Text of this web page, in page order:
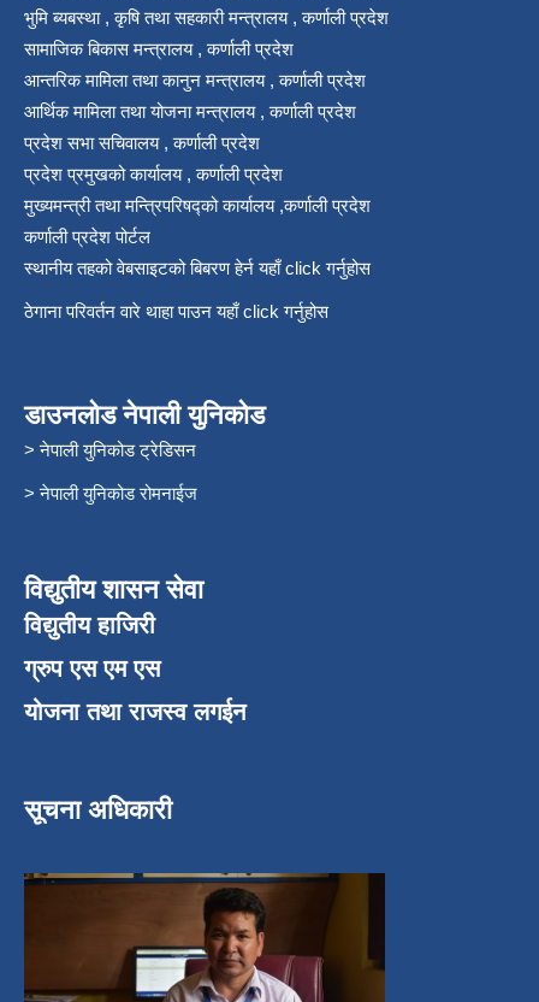
भुमि ब्यबस्था , कृषि तथा सहकारी मन्त्रालय , कर्णाली प्रदेश
सामाजिक बिकास मन्त्रालय , कर्णाली प्रदेश
आन्तरिक मामिला तथा कानुन मन्त्रालय , कर्णाली प्रदेश
आर्थिक मामिला तथा योजना मन्त्रालय , कर्णाली प्रदेश
प्रदेश सभा सचिवालय , कर्णाली प्रदेश
प्रदेश प्रमुखको कार्यालय , कर्णाली प्रदेश
मुख्यमन्त्री तथा मन्त्रिपरिषद्को कार्यालय ,कर्णाली प्रदेश
कर्णाली प्रदेश पोर्टल
स्थानीय तहको वेबसाइटको बिबरण हेर्न यहाँ click गर्नुहोस
ठेगाना परिवर्तन वारे थाहा पाउन यहाँ click गर्नुहोस
डाउनलोड नेपाली युनिकोड
> नेपाली युनिकोड ट्रेडिसन
> नेपाली युनिकोड रोमनाईज
विद्युतीय शासन सेवा
विद्युतीय हाजिरी
ग्रुप एस एम एस
योजना तथा राजस्व लगईन
सूचना अधिकारी